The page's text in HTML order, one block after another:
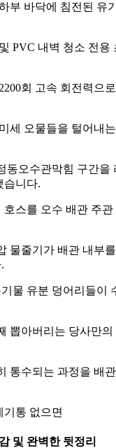
부 바닥에 침전된 유
PVC 내벽 청소 전용
회 고속 회전력으로
세 오물들을 털어내는
동오수관막힘 구간을
습니다.
호스를 오수 배관 주관
물줄기가 배관 내부를
물 유분 덩어리들이
뽑아버리는 당사만의
통수되는 과정을 배관
통 없으면
및 완벽한 뒷정리